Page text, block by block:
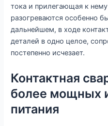
тока и прилегающая к
разогреваются особенно
дальнейшем, в ходе
деталей в одно целое,
постепенно исчезает.
Контактная
более мощных
питания